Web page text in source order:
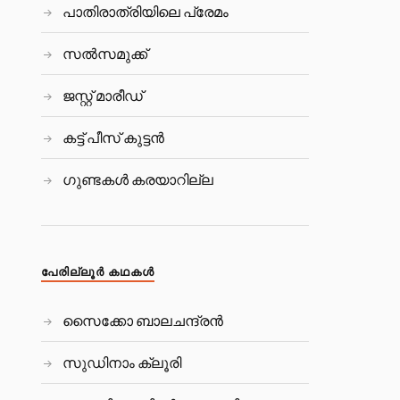
പാതിരാത്രിയിലെ പ്രേമം
സല്‍സമുക്ക്
ജസ്റ്റ് മാരീഡ്
കട്ട് പീസ്‌ കുട്ടന്‍
ഗുണ്ടകൾ കരയാറില്ല
പേരില്ലൂര്‍ കഥകള്‍
സൈക്കോ ബാലചന്ദ്രൻ
സുഡിനാം ക്ലൂരി